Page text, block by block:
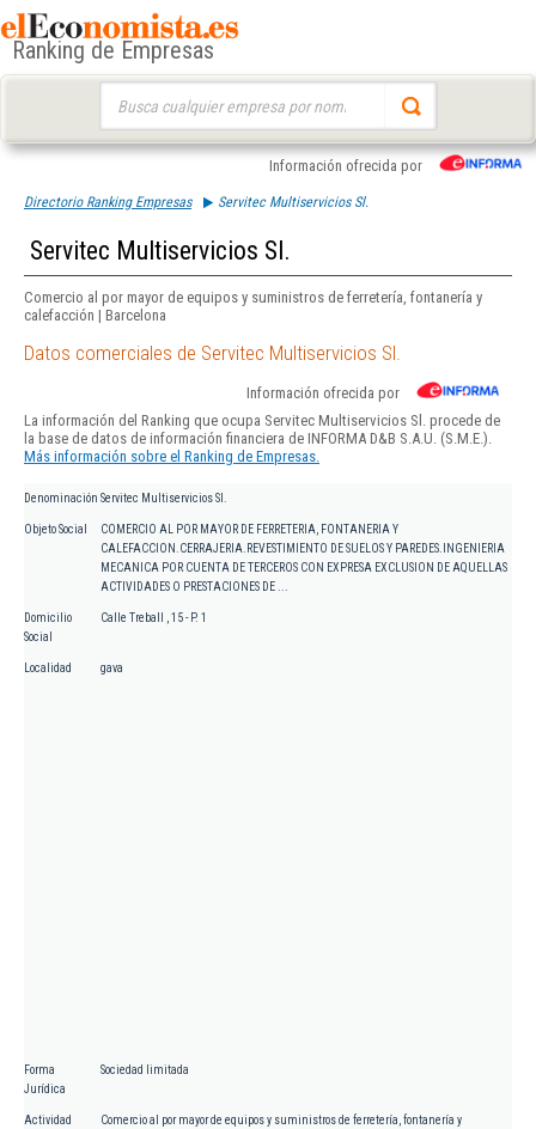
Ranking de Empresas
Información ofrecida por
Directorio Ranking Empresas Servitec Multiservicios Sl.
Servitec Multiservicios Sl.
Comercio al por mayor de equipos y suministros de ferretería, fontanería y
calefacción | Barcelona
Datos comerciales de Servitec Multiservicios Sl.
Información ofrecida por
La información del Ranking que ocupa Servitec Multiservicios Sl. procede de
la base de datos de información financiera de INFORMA D&B S.A.U. (S.M.E.).
Más información sobre el Ranking de Empresas.
Denominación Servitec Multiservicios Sl.
Objeto Social
COMERCIO AL POR MAYOR DE FERRETERIA, FONTANERIA Y
CALEFACCION.CERRAJERIA.REVESTIMIENTO DE SUELOS Y PAREDES.INGENIERIA
MECANICA POR CUENTA DE TERCEROS CON EXPRESA EXCLUSION DE AQUELLAS
ACTIVIDADES O PRESTACIONES DE ...
Domicilio
Social
Calle Treball , 15 - P. 1
Localidad gava
Forma
Jurídica
Sociedad limitada
Actividad
Comercio al por mayor de equipos y suministros de ferretería, fontanería y